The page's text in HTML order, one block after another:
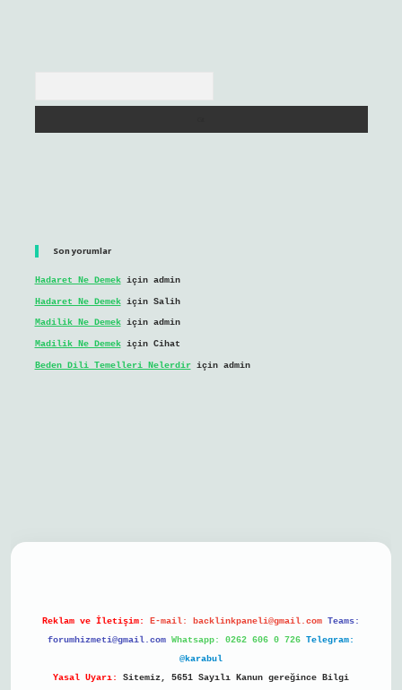
Son yorumlar
Hadaret Ne Demekiçin admin
Hadaret Ne Demekiçin Salih
Madilik Ne Demekiçin admin
Madilik Ne Demekiçin Cihat
Beden Dili Temelleri Nelerdiriçin admin
Reklam ve İletişim: E-mail: backlinkpaneli@gmail.com Teams:
forumhizmeti@gmail.com Whatsapp: 0262 606 0 726 Telegram:
@karabul
Yasal Uyarı:
Sitemiz, 5651 Sayılı Kanun gereğince Bilgi